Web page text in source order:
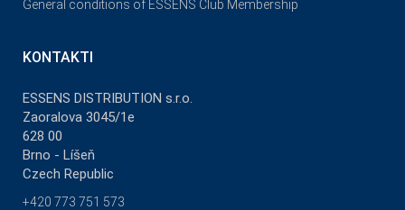
General conditions of ESSENS Club Membership
KONTAKTI
ESSENS DISTRIBUTION s.r.o.
Zaoralova 3045/1e
628 00
Brno - Líšeň
Czech Republic
+420 773 751 573